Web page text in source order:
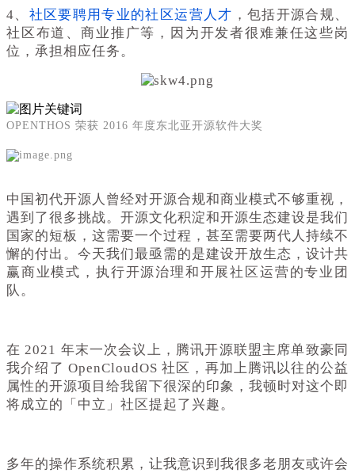
4、 社区要聘用专业的社区运营人才 ，包括开源合规、
社区布道、商业推广等，因为开发者很难兼任这些岗
位，承担相应任务。
OPENTHOS 荣获 2016 年度东北亚开源软件大奖
中国初代开源人曾经对开源合规和商业模式不够重视，
遇到了很多挑战。开源文化积淀和开源生态建设是我们
国家的短板，这需要一个过程，甚至需要两代人持续不
懈的付出。今天我们最亟需的是建设开放生态，设计共
赢商业模式，执行开源治理和开展社区运营的专业团
队。
在 2021 年末一次会议上，腾讯开源联盟主席单致豪同
我介绍了 OpenCloudOS 社区，再加上腾讯以往的公益
属性的开源项目给我留下很深的印象，我顿时对这个即
将成立的「中立」社区提起了兴趣。
多年的操作系统积累，让我意识到我很多老朋友或许会